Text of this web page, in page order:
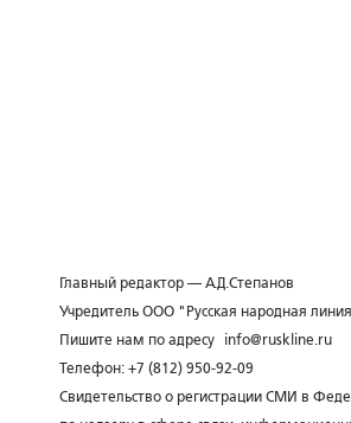
Главный редактор — А.Д.Степанов
Учредитель ООО "Русская народная
Пишите нам по адресу
info@ruskline.ru
Телефон: +7 (812) 950-92-09
Свидетельство о регистрации СМИ в